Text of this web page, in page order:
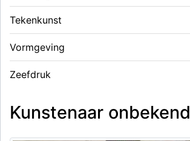
Tekenkunst
Vormgeving
Zeefdruk
Kunstenaar onbekend